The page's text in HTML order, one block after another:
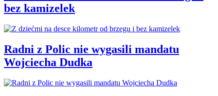
bez kamizelek
Radni z Polic nie wygasili mandatu
Wojciecha Dudka